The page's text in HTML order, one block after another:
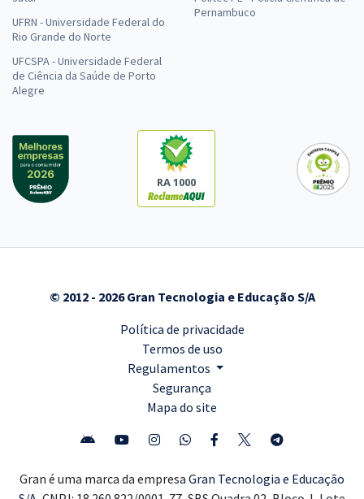
UFRN - Universidade Federal do
Rio Grande do Norte
UFCSPA - Universidade Federal
de Ciência da Saúde de Porto
Alegre
Pernambuco
RA 1000
© 2012 - 2026 Gran Tecnologia e Educação S/A
Política de privacidade
Termos de uso
Regulamentos
Segurança
Mapa do site
Gran é uma marca da empresa Gran Tecnologia e Educação